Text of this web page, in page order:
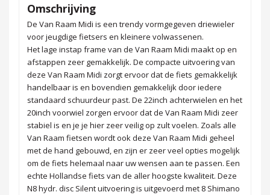
Omschrijving
De Van Raam Midi is een trendy vormgegeven driewieler
voor jeugdige fietsers en kleinere volwassenen.
Het lage instap frame van de Van Raam Midi maakt op en
afstappen zeer gemakkelijk. De compacte uitvoering van
deze Van Raam Midi zorgt ervoor dat de fiets gemakkelijk
handelbaar is en bovendien gemakkelijk door iedere
standaard schuurdeur past. De 22inch achterwielen en het
20inch voorwiel zorgen ervoor dat de Van Raam Midi zeer
stabiel is en je je hier zeer veilig op zult voelen. Zoals alle
Van Raam fietsen wordt ook deze Van Raam Midi geheel
met de hand gebouwd, en zijn er zeer veel opties mogelijk
om de fiets helemaal naar uw wensen aan te passen. Een
echte Hollandse fiets van de aller hoogste kwaliteit. Deze
N8 hydr. disc Silent uitvoering is uitgevoerd met 8 Shimano